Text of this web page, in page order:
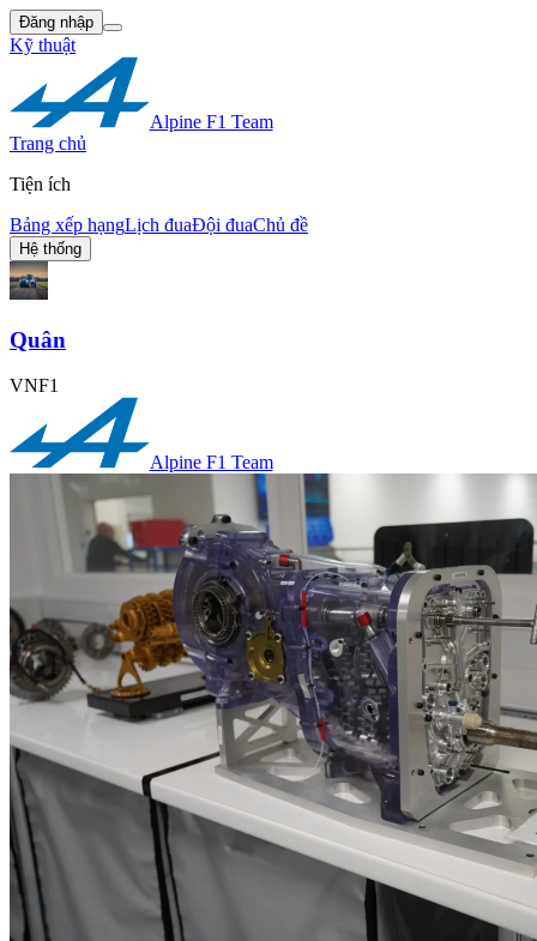
Đăng nhập
Kỹ thuật
Alpine F1 Team
Trang chủ
Tiện ích
Bảng xếp hạngLịch đuaĐội đuaChủ đề
Hệ thống
Quân
VNF1
Alpine F1 Team